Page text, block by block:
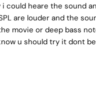
could heare the sound
are louder and the
movie or deep bass
u should try it dont